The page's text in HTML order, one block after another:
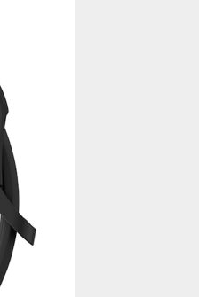
web, los datos pueden almacenarse o
estar relacionada contigo, tus
correctamente. Por lo general, la
Debido a que respetamos
clic en las diferentes categorías de
en tu navegador. Sin
ofrecerte pueden verse afectados.
necesarias
para que el sitio web funcione
necesarias te permitirán acceder a tu
de compras. También nos permitirán
y / o la navegación en el Sitio.
pero algunas partes del sitio
personal.